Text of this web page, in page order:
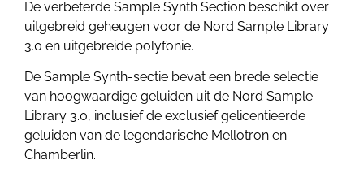
De verbeterde Sample Synth Section beschikt over
uitgebreid geheugen voor de Nord Sample Library
3.0 en uitgebreide polyfonie.
De Sample Synth-sectie bevat een brede selectie
van hoogwaardige geluiden uit de Nord Sample
Library 3.0, inclusief de exclusief gelicentieerde
geluiden van de legendarische Mellotron en
Chamberlin.